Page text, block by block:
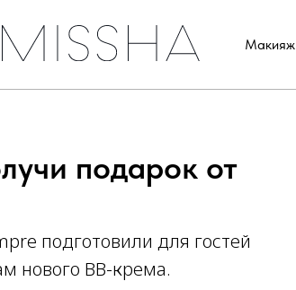
Макияж
подарок от
подготовили для гостей
нового BB-крема.